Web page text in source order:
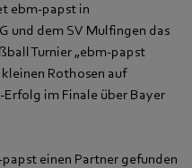
ebm-papst in
und dem SV Mulfingen das
Turnier „ebm-papst
Rothosen auf
Erfolg im Finale über Bayer
einen Partner gefunden